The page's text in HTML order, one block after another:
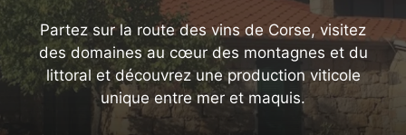
Partez sur la route des vins de Corse, visitez
des domaines au cœur des montagnes et du
littoral et découvrez une production viticole
unique entre mer et maquis.